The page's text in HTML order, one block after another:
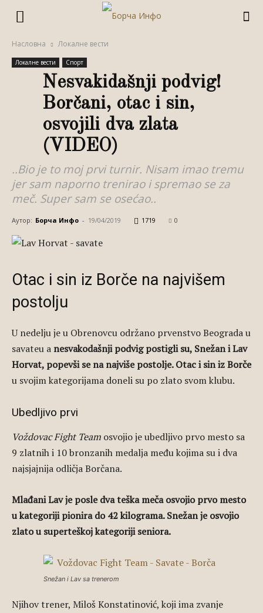
Насловна Локалне вести
Локалне вести Спорт
Nesvakidašnji podvig!
Borčani, otac i sin,
osvojili dva zlata
(VIDEO)
..Bio je to moj prvi turnir. Nisam imao tremu
jer sam naporno trenirao i spremao se za
meč. Super sam se osećao..
Аутор: Борча Инфо - 19/04/2019 1719 0
Otac i sin iz Borče na najvišem
postolju
U nedelju je u Obrenovcu održano prvenstvo Beograda u
savateu a nesvakodašnji podvig postigli su, Snežan i Lav
Horvat, popevši se na najviše postolje. Otac i sin iz Borče
u svojim kategorijama doneli su po zlato svom klubu.
Ubedljivo prvi
Voždovac Fight Team osvojio je ubedljivo prvo mesto sa
9 zlatnih i 10 bronzanih medalja među kojima su i dva
najsjajnija odličja Borčana.
Mlađani Lav je posle dva teška meča osvojio prvo mesto
u kategoriji pionira do 42 kilograma. Snežan je osvojio
zlato u superteškoj kategoriji seniora.
Snežan i Lav sa trenerom
Njihov trener, Miloš Konstatinović, koji ima zvanje